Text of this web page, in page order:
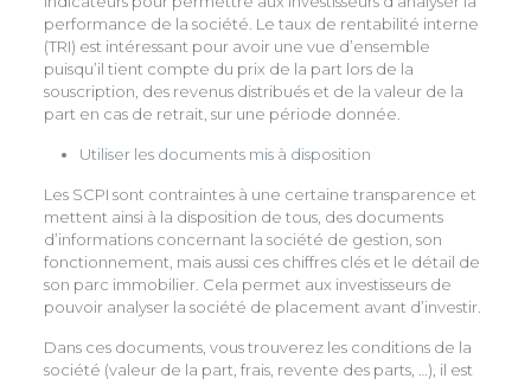
performance de la société. Le taux de rentabilité interne
(TRI) est intéressant pour avoir une vue d’ensemble
puisqu’il tient compte du prix de la part lors de la
souscription, des revenus distribués et de la valeur de la
part en cas de retrait, sur une période donnée.
Utiliser les documents mis à disposition
Les SCPI sont contraintes à une certaine transparence et
mettent ainsi à la disposition de tous, des documents
d’informations concernant la société de gestion, son
fonctionnement, mais aussi ces chiffres clés et le détail de
son parc immobilier. Cela permet aux investisseurs de
pouvoir analyser la société de placement avant d’investir.
Dans ces documents, vous trouverez les conditions de la
société (valeur de la part, frais, revente des parts, …), il est